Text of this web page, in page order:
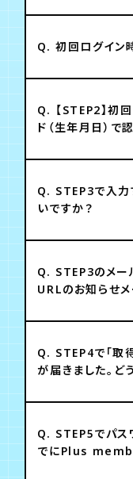
Q. 初回ログイン
Q. 【STEP2】初
ド（生年月日）で
Q. STEP3で入力
いですか？
Q. STEP3のメー
URLのお知らせメ
Q. STEP4で「取
が届きました。ど
Q. STEP5でパス
でにPlus